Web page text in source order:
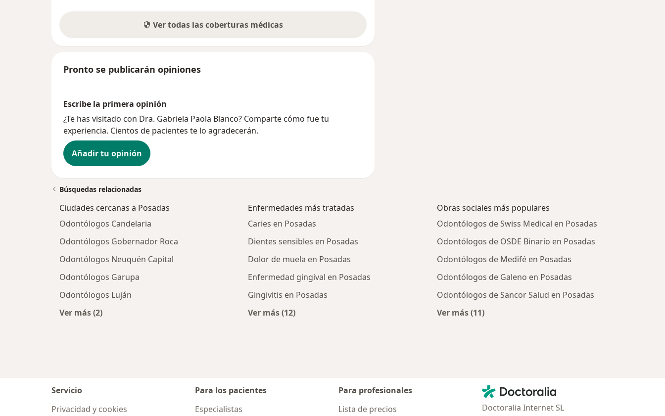
Ver todas las coberturas médicas
Pronto se publicarán opiniones
Escribe la primera opinión
¿Te has visitado con Dra. Gabriela Paola Blanco? Comparte cómo fue tu
experiencia. Cientos de pacientes te lo agradecerán.
Añadir tu opinión
Búsquedas relacionadas
Ciudades cercanas a Posadas
Odontólogos Candelaria
Odontólogos Gobernador Roca
Odontólogos Neuquén Capital
Odontólogos Garupa
Odontólogos Luján
Ver más (2)
Enfermedades más tratadas
Caries en Posadas
Dientes sensibles en Posadas
Dolor de muela en Posadas
Enfermedad gingival en Posadas
Gingivitis en Posadas
Ver más (12)
Obras sociales más populares
Odontólogos de Swiss Medical en Posadas
Odontólogos de OSDE Binario en Posadas
Odontólogos de Medifé en Posadas
Odontólogos de Galeno en Posadas
Odontólogos de Sancor Salud en Posadas
Ver más (11)
Servicio
Privacidad y cookies
Para los pacientes
Especialistas
Para profesionales
Lista de precios
Contacto
Doctoralia - Página de inicio
Doctoralia Internet SL